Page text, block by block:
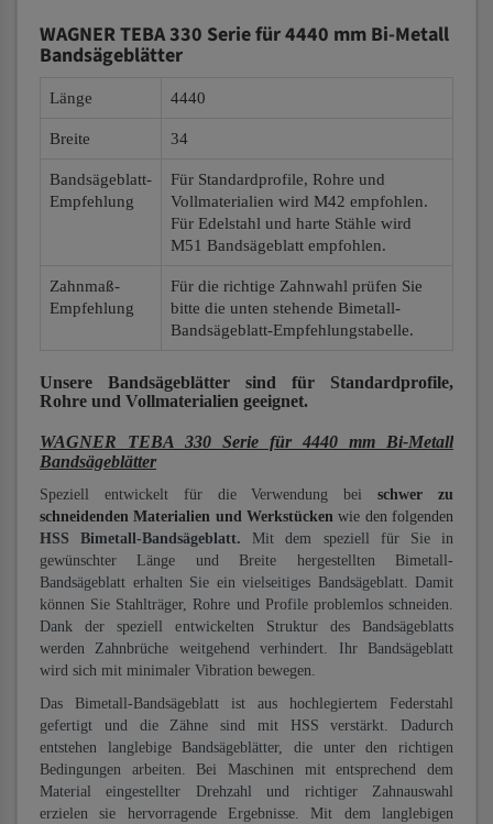
WAGNER TEBA 330 Serie für 4440 mm Bi-Metall
Bandsägeblätter
Länge 4440
Breite 34
Bandsägeblatt-
Empfehlung
Für Standardprofile, Rohre und
Vollmaterialien wird M42 empfohlen.
Für Edelstahl und harte Stähle wird
M51 Bandsägeblatt empfohlen.
Zahnmaß-
Empfehlung
Für die richtige Zahnwahl prüfen Sie
bitte die unten stehende Bimetall-
Bandsägeblatt-Empfehlungstabelle.
Unsere Bandsägeblätter sind für Standardprofile,
Rohre und Vollmaterialien geeignet.
WAGNER TEBA 330 Serie für 4440 mm Bi-Metall
Bandsägeblätter
Speziell entwickelt für die Verwendung beischwer zu
schneidenden Materialien und Werkstücken wie den folgenden
HSS Bimetall-Bandsägeblatt. Mit dem speziell für Sie in
gewünschter Länge und Breite hergestellten Bimetall-
Bandsägeblatt erhalten Sie ein vielseitiges Bandsägeblatt. Damit
können Sie Stahlträger, Rohre und Profile problemlos schneiden.
Dank der speziell entwickelten Struktur des Bandsägeblatts
werden Zahnbrüche weitgehend verhindert. Ihr Bandsägeblatt
wird sich mit minimaler Vibration bewegen.
Das Bimetall-Bandsägeblatt ist aus hochlegiertem Federstahl
gefertigt und die Zähne sind mit HSS verstärkt. Dadurch
entstehen langlebige Bandsägeblätter, die unter den richtigen
Bedingungen arbeiten. Bei Maschinen mit entsprechend dem
Material eingestellter Drehzahl und richtiger Zahnauswahl
erzielen sie hervorragende Ergebnisse. Mit dem langlebigen